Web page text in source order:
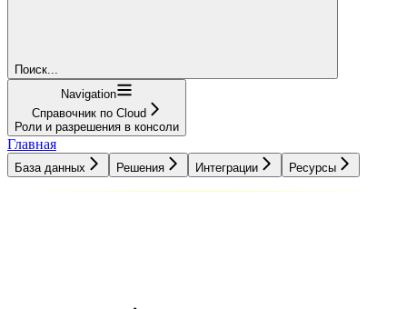
Поиск...
Navigation
Справочник по Cloud
Роли и разрешения в консоли
Главная
База данных Решения Интеграции Ресурсы